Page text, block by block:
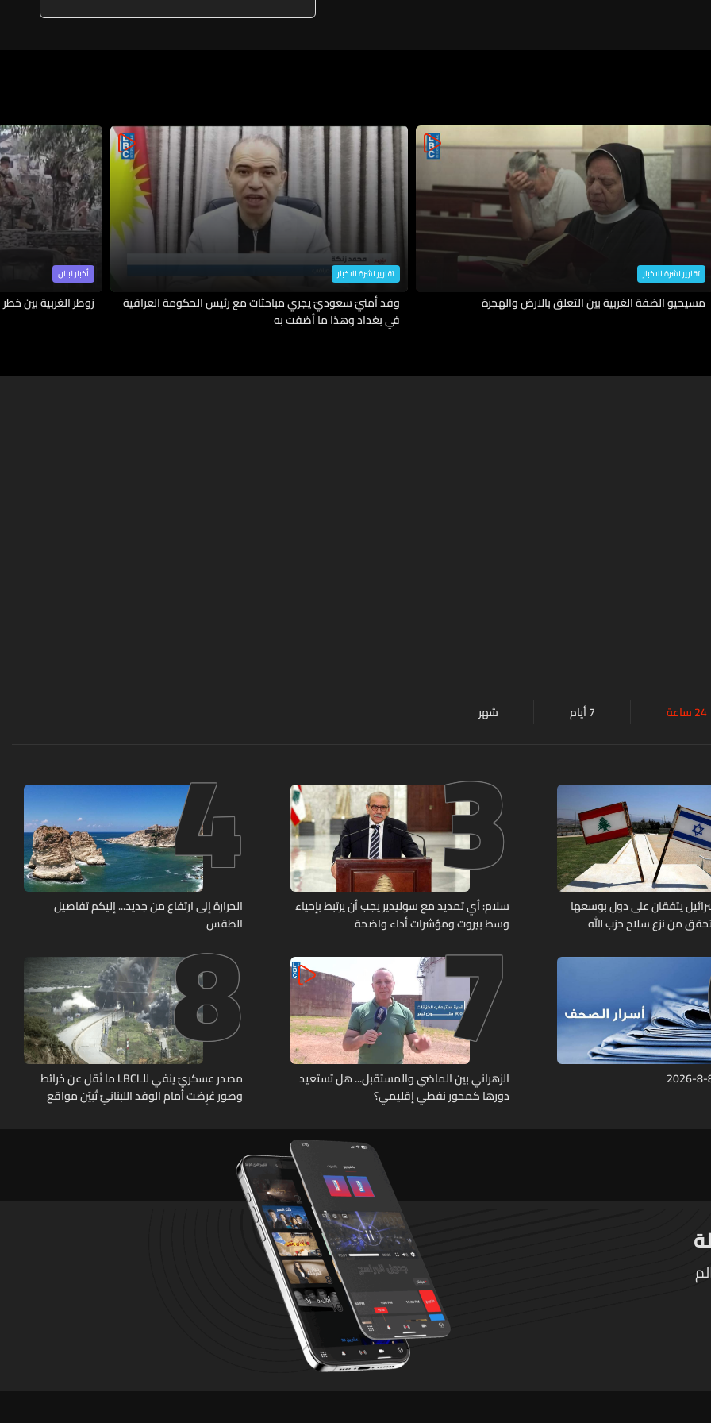
تقارير نشرة الاخبار
مسيحيو الضفة الغربية بين التعلق بالارض والهجرة
تقارير نشرة الاخبار
وفد أمنيّ سعوديّ يجري مباحثات مع رئيس الحكومة العراقية
في بغداد وهذا ما أضفت به
أخبار لبنان
زوطر الغربية بين
24 ساعة 7 أيام شهر
يتفقان على دول بوسعها
من نزع سلاح حزب الله
3
سلام: أي تمديد مع سوليدير يجب أن يرتبط بإحياء
وسط بيروت ومؤشرات أداء واضحة
4
الحرارة إلى ارتفاع من جديد... إليكم تفاصيل
الطقس
7
الزهراني بين الماضي والمستقبل... هل تستعيد
دورها كمحور نفطي إقليمي؟
8
مصدر عسكريّ ينفي للـLBCI ما نُقل عن خرائط
وصور عُرِضت أمام الوفد اللبنانيّ تُبيّن مواقع